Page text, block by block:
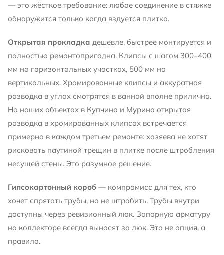
— это жёсткое требование: любое соединение в стяжке
обнаружится только когда вздуется плитка.
Открытая прокладка дешевле, быстрее монтируется и
полностью ремонтопригодна. Клипсы с шагом 300–400
мм на горизонтальных участках, 500 мм на
вертикальных. Хромированные клипсы и аккуратная
разводка в углах смотрятся в ванной вполне прилично.
На наших объектах в Купчино и Мурино открытая
разводка в хромированных клипсах встречается
примерно в каждом третьем ремонте: хозяева не хотят
рисковать паутиной трещин в плитке после штробления
несущей стены. Это разумное решение.
Гипсокартонный короб — компромисс для тех, кто
хочет спрятать трубы, но не штробить. Трубы внутри
доступны через ревизионный люк. Запорную арматуру
на коллекторе всегда выносят за люк. Это не опция, а
правило.